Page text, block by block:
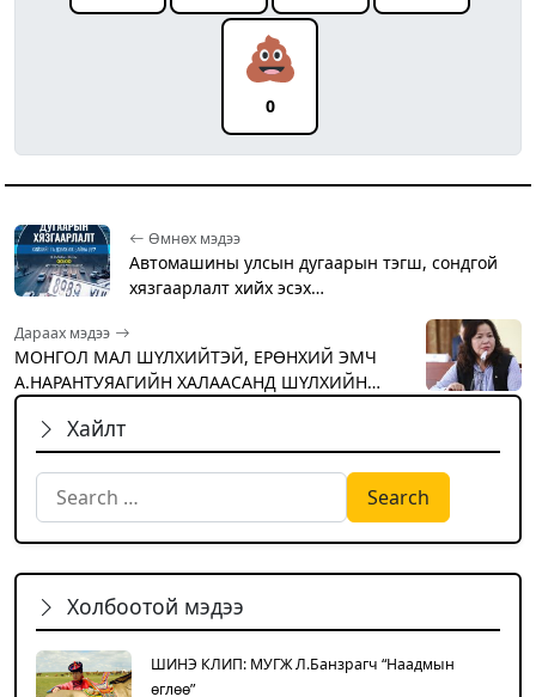
0
Өмнөх мэдээ
Автомашины улсын дугаарын тэгш, сондгой
хязгаарлалт хийх эсэх…
Дараах мэдээ
МОНГОЛ МАЛ ШҮЛХИЙТЭЙ, ЕРӨНХИЙ ЭМЧ
А.НАРАНТУЯАГИЙН ХАЛААСАНД ШҮЛХИЙН…
Хайлт
Search for:
Холбоотой мэдээ
ШИНЭ КЛИП: МУГЖ Л.Банзрагч “Наадмын
өглөө”